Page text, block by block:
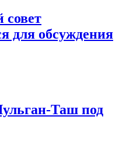
совет
для обсуждения
Таш под